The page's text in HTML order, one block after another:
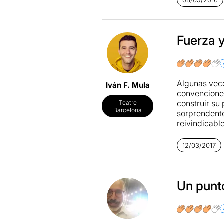
Crítica
Iván F. Mula
Teatre
Barcelona
Fuerza
Algunas
construir su
después de
más
círculos
destaca su
del
con una
12/03/2017
Un